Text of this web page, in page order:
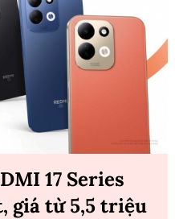
17 Series
giá từ 5,5 triệu